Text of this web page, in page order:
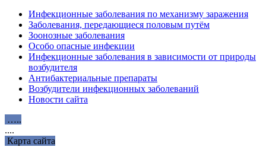
Инфекционные заболевания по механизму заражения
Заболевания, передающиеся половым путём
Зоонозные заболевания
Особо опасные инфекции
Инфекционные заболевания в зависимости от природы
возбудителя
Антибактериальные препараты
Возбудители инфекционных заболеваний
Новости сайта
…..
....
Карта сайта